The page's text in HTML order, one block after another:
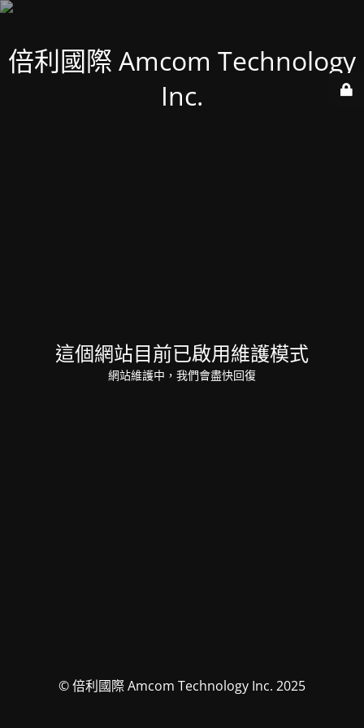
倍利國際 Amcom Technology
Inc.
這個網站目前已啟用維護模式
網站維護中，我們會盡快回復
© 倍利國際 Amcom Technology Inc. 2025